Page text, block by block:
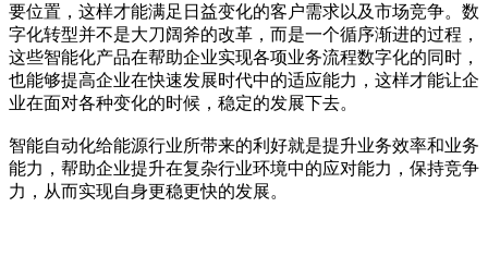
要位置，这样才能满足日益变化的客户需求以及市场竞争。数
字化转型并不是大刀阔斧的改革，而是一个循序渐进的过程，
这些智能化产品在帮助企业实现各项业务流程数字化的同时，
也能够提高企业在快速发展时代中的适应能力，这样才能让企
业在面对各种变化的时候，稳定的发展下去。
智能自动化给能源行业所带来的利好就是提升业务效率和业务
能力，帮助企业提升在复杂行业环境中的应对能力，保持竞争
力，从而实现自身更稳更快的发展。